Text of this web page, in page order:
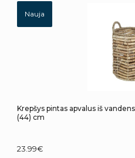
Nauja
Krepšys pintas apvalus iš
(44) cm
23.99€